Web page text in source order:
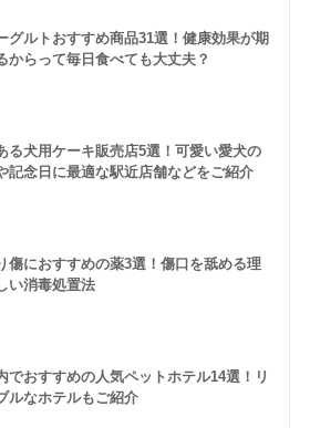
グルトおすすめ商品31選！健康効果が期
からって毎日食べても大丈夫？
る犬用ケーキ販売店5選！可愛い愛犬の
記念日に最適な駅近店舗などをご紹介
傷におすすめの薬3選！傷口を舐める理
い消毒処置法
でおすすめの人気ペットホテル14選！リ
ルなホテルもご紹介